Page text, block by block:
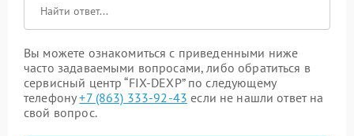
Вы можете ознакомиться с приведенными ниже
часто задаваемыми вопросами, либо обратиться в
сервисный центр “FIX-DEXP” по следующему
телефону+7 (863) 333-92-43 если не нашли ответ на
свой вопрос.